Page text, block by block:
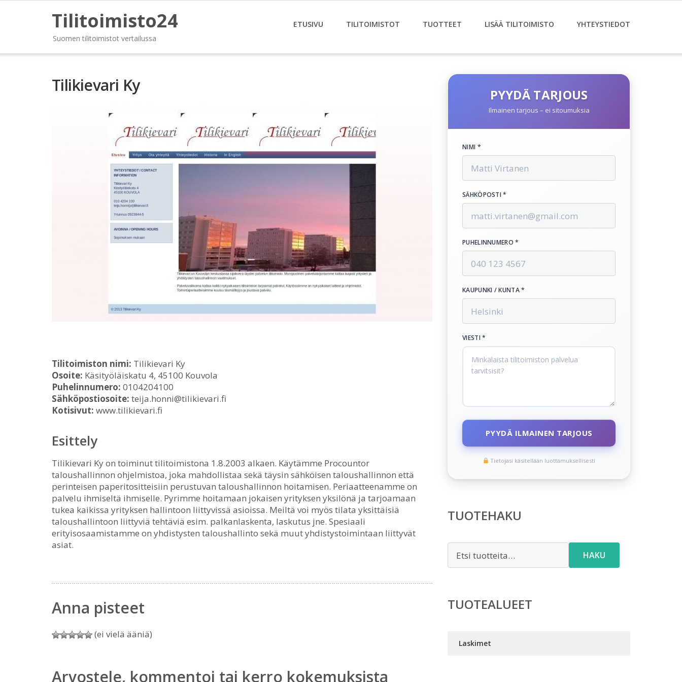
Tilitoimisto24
Suomen tilitoimistot vertailussa
ETUSIVU TILITOIMISTOT TUOTTEET LISÄÄ TILITOIMISTO YHTEYSTIEDOT
Tilikievari Ky
Tilitoimiston nimi: Tilikievari Ky
Osoite: Käsityöläiskatu 4, 45100 Kouvola
Puhelinnumero: 0104204100
Sähköpostiosoite: teija.honni@tilikievari.fi
Kotisivut: www.tilikievari.fi
Esittely
Tilikievari Ky on toiminut tilitoimistona 1.8.2003 alkaen. Käytämme Procountor
taloushallinnon ohjelmistoa, joka mahdollistaa sekä täysin sähköisen taloushallinnon että
perinteisen paperitositteisiin perustuvan taloushallinnon hoitamisen. Periaatteenamme on
palvelu ihmiseltä ihmiselle. Pyrimme hoitamaan jokaisen yrityksen yksilönä ja tarjoamaan
tukea kaikissa yrityksen hallintoon liittyvissä asioissa. Meiltä voi myös tilata yksittäisiä
taloushallintoon liittyviä tehtäviä esim. palkanlaskenta, laskutus jne. Spesiaali
erityisosaamistamme on yhdistysten taloushallinto sekä muut yhdistystoimintaan liittyvät
asiat.
Anna pisteet
(ei vielä ääniä)
Arvostele, kommentoi tai kerro kokemuksista
PYYDÄ TARJOUS
Ilmainen tarjous – ei sitoumuksia
NIMI *
SÄHKÖPOSTI *
PUHELINNUMERO *
KAUPUNKI / KUNTA *
VIESTI *
PYYDÄ ILMAINEN TARJOUS
Tietojasi käsitellään luottamuksellisesti
TUOTEHAKU
HAKU
TUOTEALUEET
Laskimet